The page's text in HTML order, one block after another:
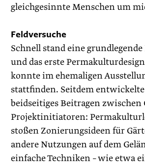
gleichgesinnte Menschen um
Feldversuche
Schnell stand eine
und das erste
konnte im ehemaligen
stattfinden. Seitdem
beidseitiges Beitragen zwischen
Projektinitiatoren:
stoßen Zonierungsideen für
andere Nutzungen auf dem
einfache Techniken – wie etwa